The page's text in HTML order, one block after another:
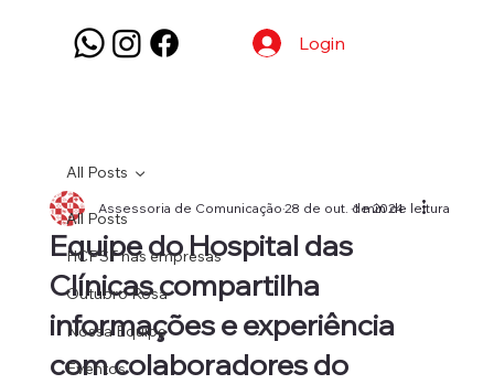
Login
All Posts
HCPSF nas empresas
Outubro Rosa
Nossa Equipe
Eventos
All Posts
Equipe do Hospital das
Clínicas compartilha
informações e experiência
com colaboradores do
Assessoria de Comunicação28 de out. de 2024
1 min de leitura